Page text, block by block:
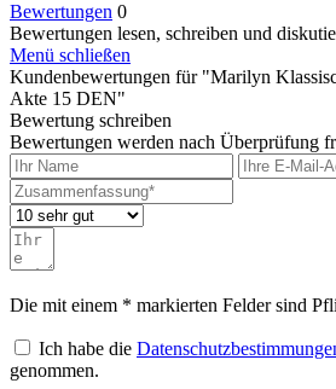
Bewertungen 0
Bewertungen lesen, schreiben und
Menü schließen
Kundenbewertungen für "Marilyn
Akte 15 DEN"
Bewertung schreiben
Bewertungen werden nach Überprüfung
Die mit einem * markierten Felder sind
Ich habe die
genommen.